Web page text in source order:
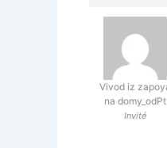
Vivod iz
na domy_odPt
Invité